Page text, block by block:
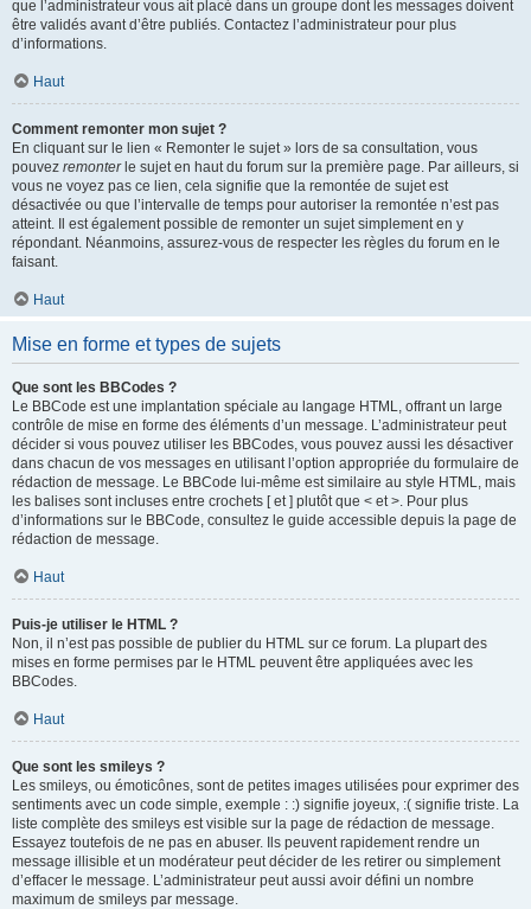
que l’administrateur vous ait placé dans un groupe dont les messages doivent
être validés avant d’être publiés. Contactez l’administrateur pour plus
d’informations.
Haut
Comment remonter mon sujet ?
En cliquant sur le lien « Remonter le sujet » lors de sa consultation, vous
pouvez remonterle sujet en haut du forum sur la première page. Par ailleurs, si
vous ne voyez pas ce lien, cela signifie que la remontée de sujet est
désactivée ou que l’intervalle de temps pour autoriser la remontée n’est pas
atteint. Il est également possible de remonter un sujet simplement en y
répondant. Néanmoins, assurez-vous de respecter les règles du forum en le
faisant.
Haut
Mise en forme et types de sujets
Que sont les BBCodes ?
Le BBCode est une implantation spéciale au langage HTML, offrant un large
contrôle de mise en forme des éléments d’un message. L’administrateur peut
décider si vous pouvez utiliser les BBCodes, vous pouvez aussi les désactiver
dans chacun de vos messages en utilisant l’option appropriée du formulaire de
rédaction de message. Le BBCode lui-même est similaire au style HTML, mais
les balises sont incluses entre crochets [ et ] plutôt que < et >. Pour plus
d’informations sur le BBCode, consultez le guide accessible depuis la page de
rédaction de message.
Haut
Puis-je utiliser le HTML ?
Non, il n’est pas possible de publier du HTML sur ce forum. La plupart des
mises en forme permises par le HTML peuvent être appliquées avec les
BBCodes.
Haut
Que sont les smileys ?
Les smileys, ou émoticônes, sont de petites images utilisées pour exprimer des
sentiments avec un code simple, exemple : :) signifie joyeux, :( signifie triste. La
liste complète des smileys est visible sur la page de rédaction de message.
Essayez toutefois de ne pas en abuser. Ils peuvent rapidement rendre un
message illisible et un modérateur peut décider de les retirer ou simplement
d’effacer le message. L’administrateur peut aussi avoir défini un nombre
maximum de smileys par message.